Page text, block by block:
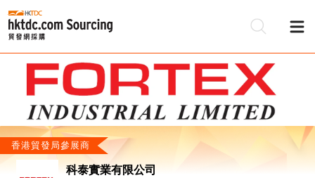
香港貿發局參展商
科泰實業有限公司